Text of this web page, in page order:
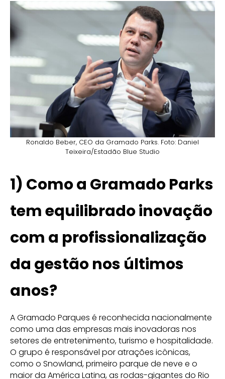
Ronaldo Beber, CEO da Gramado Parks. Foto: Daniel
Teixeira/Estadão Blue Studio
1) Como a Gramado Parks
tem equilibrado inovação
com a profissionalização
da gestão nos últimos
anos?
A Gramado Parques é reconhecida nacionalmente
como uma das empresas mais inovadoras nos
setores de entretenimento, turismo e hospitalidade.
O grupo é responsável por atrações icônicas,
como o Snowland, primeiro parque de neve e o
maior da América Latina, as rodas-gigantes do Rio